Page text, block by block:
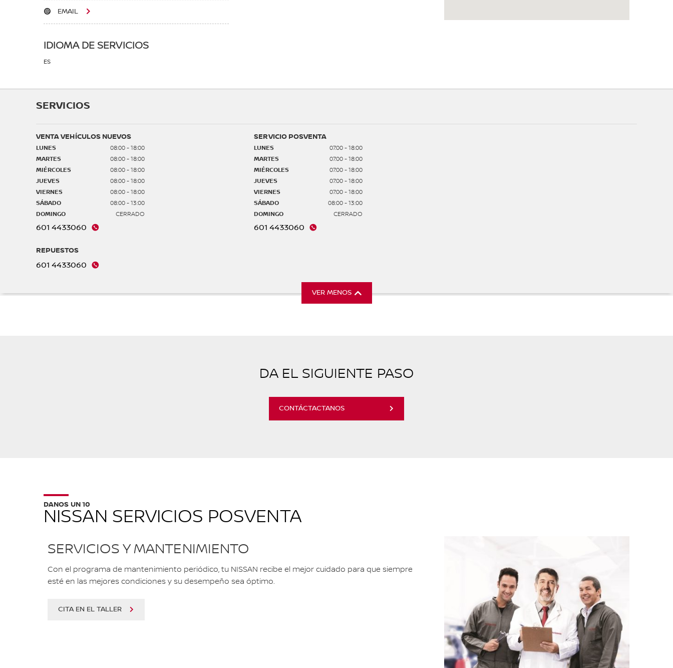
EMAIL
IDIOMA DE SERVICIOS
ES
SERVICIOS
VENTA VEHÍCULOS NUEVOS
LUNES
08:00 - 18:00
MARTES
08:00 - 18:00
MIÉRCOLES
08:00 - 18:00
JUEVES
08:00 - 18:00
VIERNES
08:00 - 18:00
SÁBADO
08:00 - 13:00
DOMINGO
CERRADO
601 4433060
SERVICIO POSVENTA
LUNES
07:00 - 18:00
MARTES
07:00 - 18:00
MIÉRCOLES
07:00 - 18:00
JUEVES
07:00 - 18:00
VIERNES
07:00 - 18:00
SÁBADO
08:00 - 13:00
DOMINGO
CERRADO
601 4433060
REPUESTOS
601 4433060
VER MENOS
DA EL SIGUIENTE PASO
CONTÁCTACTANOS
NISSAN SERVICIOS POSVENTA
DANOS UN 10
SERVICIOS Y MANTENIMIENTO
Con el programa de mantenimiento periódico, tu NISSAN recibe el mejor cuidado para que siempre
esté en las mejores condiciones y su desempeño sea óptimo.
CITA EN EL TALLER